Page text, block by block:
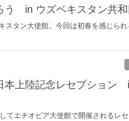
う in ウズベキスタン共
スタン大使館。今回は初春を感じら
本上陸記念レセプション
てエチオピア大使館で開催されるレ